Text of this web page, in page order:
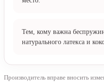
Тем, кому важна
натурального латекса и
Производитель вправе вносить